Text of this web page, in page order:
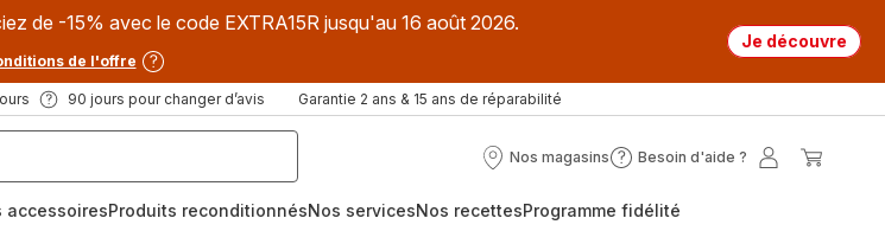
de -15% avec le code EXTRA15R jusqu'au 16 août 2026.
de l'offre
Je découvre
90 jours pour changer d’avis Garantie 2 ans & 15 ans de réparabilité
Nos magasins
Nos
Besoin d'aide ?
Besoin
?
Mon
accessoiresProduits reconditionnésNos servicesNos recettesProgramme fidélité